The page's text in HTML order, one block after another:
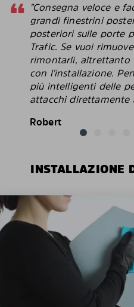
"Consegna veloce e
grandi finestrini
posteriori sulle porte
Trafic. Se vuoi
rimontarli, altrettanto
con l'installazione.
più intelligenti delle
attacchi direttamente
Robert
INSTALLAZIONE